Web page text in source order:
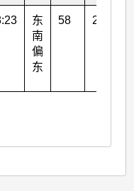
东
南
偏
东
58 24/9